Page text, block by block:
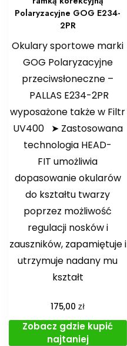
Polaryzacyjne GOG E234-
2PR
Okulary sportowe marki
GOG Polaryzacyjne
przeciwsłoneczne –
PALLAS E234-2PR
wyposażone także w Filtr
UV400 ➤ Zastosowana
technologia HEAD-
FIT umożliwia
dopasowanie okularów
do kształtu twarzy
poprzez możliwość
regulacji nosków i
zauszników, zapamiętuje i
utrzymuje nadany mu
kształt
175,00zł
Zobacz gdzie kupić
najtaniej